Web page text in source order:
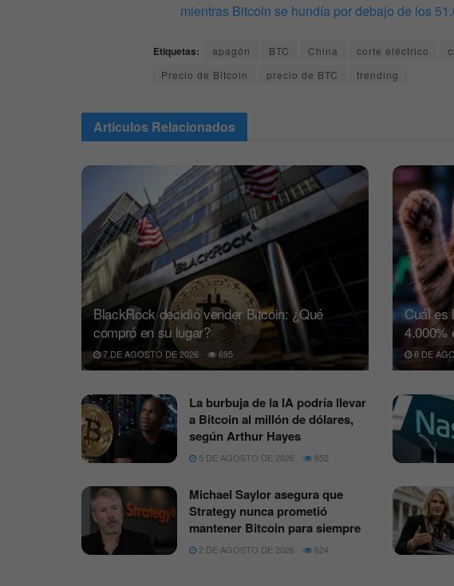
mientras Bitcoin se hundía por debajo de los
Etiquetas: apagón BTC China corte eléctrico
Precio de Bitcoin
precio de BTC trending
Articulos Relacionados
BlackRock decidió vender Bitcoin: ¿Qué
compró en su lugar?
7 DE AGOSTO DE 2026 695
Cuál es
4.000%
6 DE
La burbuja de la IA podría llevar
a Bitcoin al millón de dólares,
según Arthur Hayes
5 DE AGOSTO DE 2026 652
Michael Saylor asegura que
Strategy nunca prometió
mantener Bitcoin para siempre
2 DE AGOSTO DE 2026 624